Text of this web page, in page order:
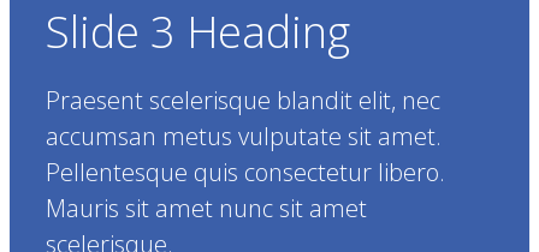
Slide 3 Heading
Praesent scelerisque blandit elit, nec
accumsan metus vulputate sit amet.
Pellentesque quis consectetur libero.
Mauris sit amet nunc sit amet
scelerisque.